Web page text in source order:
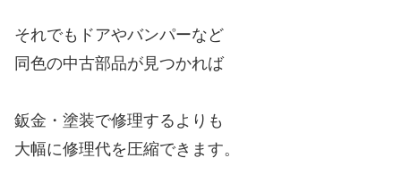
それでもドアやバンパーなど
同色の中古部品が見つかれば
鈑金・塗装で修理するよりも
大幅に修理代を圧縮できます。